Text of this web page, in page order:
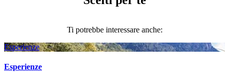
Ti potrebbe interessare anche:
Esperienze
Esperienze